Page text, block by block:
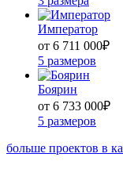
Император
от 6 711 000₽
5 размеров
Боярин
от 6 733 000₽
5 размеров
больше проектов в